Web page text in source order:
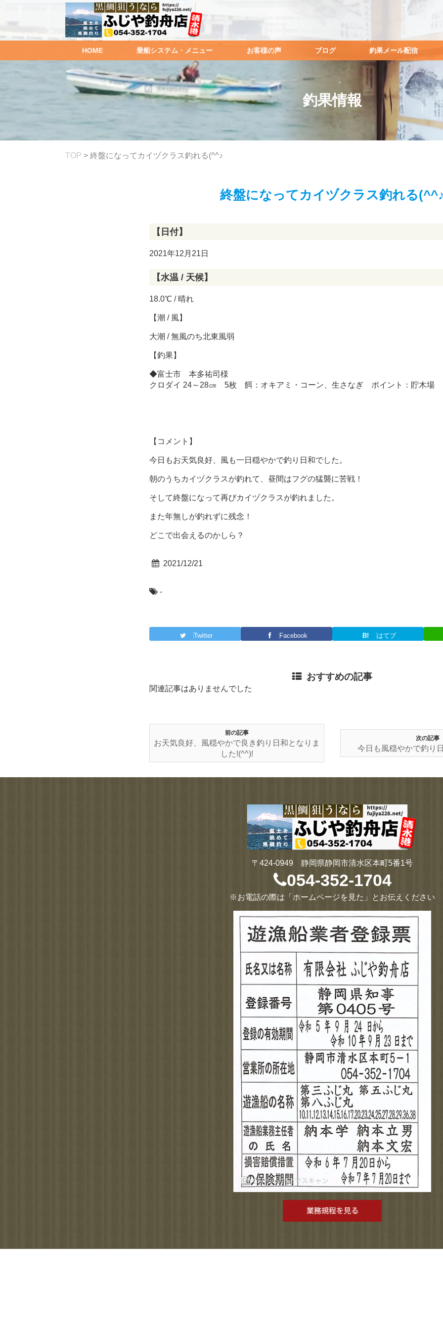
HOME 乗船システム・メニュー お客様の声 ブログ 釣果メール配信
釣果情報
TOP > 終盤になってカイヅクラス釣れる(^^♪
終盤になってカイヅクラス釣れる
【日付】
2021年12月21日
【水温 / 天候】
18.0℃ / 晴れ
【潮 / 風】
大潮 / 無風のち北東風弱
【釣果】
◆富士市 本多祐司様
クロダイ 24～28㎝ 5枚 餌：オキアミ・コーン、生さなぎ ポイント：貯木場
【コメント】
今日もお天気良好、風も一日穏やかで釣り日和でした。
朝のうちカイヅクラスが釣れて、昼間はフグの猛襲に苦戦！
そして終盤になって再びカイヅクラスが釣れました。
また年無しが釣れずに残念！
どこで出会えるのかしら？
2021/12/21
-
Twitter Facebook B! はてブ
おすすめの記事
関連記事はありませんでした
前の記事
お天気良好、風穏やかで良き釣り日和となりま
した!(^^)!
次の記事
今日も風穏やかで釣り
〒424-0949 静岡県静岡市清水区本町5番1号
054-352-1704
※お電話の際は「ホームページを見た」とお伝えください